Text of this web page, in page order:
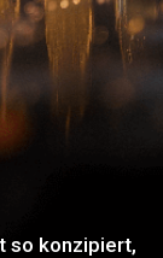
so konzipiert,